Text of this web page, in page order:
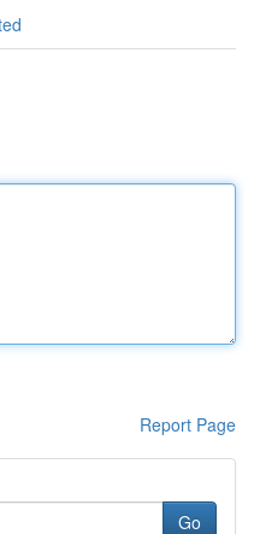
Report Page
Go